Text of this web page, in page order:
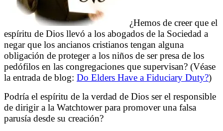
¿Hemos de creer que el
espíritu de Dios llevó a los abogados de la Sociedad a
negar que los ancianos cristianos tengan alguna
obligación de proteger a los niños de ser presa de los
pedófilos en las congregaciones que supervisan? (Véase
la entrada de blog: Do Elders Have a Fiduciary Duty?)
Podría el espíritu de la verdad de Dios ser el responsible
de dirigir a la Watchtower para promover una falsa
parusía desde su creación?